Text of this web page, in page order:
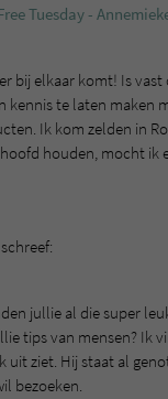
Tuesday -
bij elkaar komt! Is
kennis te laten maken
Ik kom zelden in
houden, mocht ik
schreef:
jullie al die super
tips van mensen? Ik
uit ziet. Hij staat al
bezoeken.